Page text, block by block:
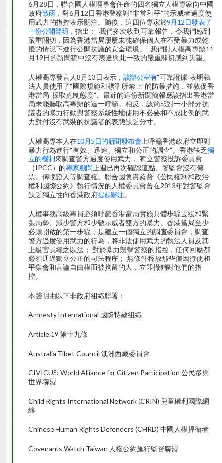
6月28日，聯合國人權理事會任命的四名獨立人權專家向中國
政府致函 ，對6月12日香港警察對“非常和平”的示威者過度使
用武力的指控表示關注。隨後，這四位專家於9月12日發表了
一份公開聲明 ，指出：“我們多次收到可靠報告，令我們感到
嚴重關切，因為香港當局屢屢未能確保個人在不受暴力或乾
擾的情況下進行公開抗議的安全環境。” 我們對人權高專辦11
月19日的新聞稿中沒有表達與此一致的嚴重關切感到失望。
人權高專發言人8月13日表示， 該辦公室有“可靠證據”表明執
法人員使用了“國際規範和標準所禁止”的防暴措施，並敦促香
港當局“採取克制態度”。最近的這份新聞簡報應該指出香港當
局未能聽取高專辦的這一呼籲。相反，該簡報對一小部分抗
議者的暴力行動與警察系統性地使用不必要和不成比例的武
力對付沒有武裝的抗議者的表態缺乏分寸。
人權高專本人在10月5日的新聞發布會 上呼籲香港政府立即對
暴力行為進行“有效、迅速、獨立和公正的調查”。香港缺乏獨
立的機制來調查警方過度使用武力， 獨立警察投訴委員會
（IPCC）的專家顧問 上週已再次確認這點。警監會沒有傳
票、傳喚證人等調查權。聯合國負責監督《公民權利和政治
權利國際公約》執行情況的人權委員會曾在2013年對警監會
缺乏獨立性向香港政府提起關注。
人權事務高級專員必須呼籲香港當局實施具體步驟去緩和緊
張局勢、減少警方和少數示威者雙方的暴力。香港當局至少
必須開啟的第一步驟，是建立一個獨立的調查委員會，調查
警方過度使用武力的行為，將非法使用武力的執法人員及其
上級官員繩之以法； 對於暴力襲擊警察的指控，任何回應都
必須通過獨立公正的司法程序； 無條件釋放那些僅因行使和
平集會和言論自由權而被拘留的人，立即撤銷對他們的指
控。
本聲明由以下非政府組織聯署：
Amnesty International 國際特赦組織
Article 19 第十九條
Australia Tibet Council 澳洲西藏委員會
CIVICUS: World Alliance for Citizen Participation 公民參與
世界聯盟
Child Rights International Network (CRIN) 兒童權利國際網
絡
Chinese Human Rights Defenders (CHRD) 中國人權捍衛者
Covenants Watch Taiwan 人權公約施行監督聯盟